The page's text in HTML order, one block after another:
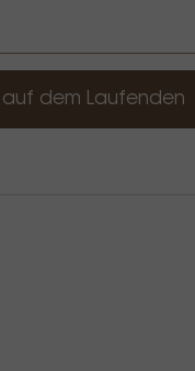
auf dem Laufenden